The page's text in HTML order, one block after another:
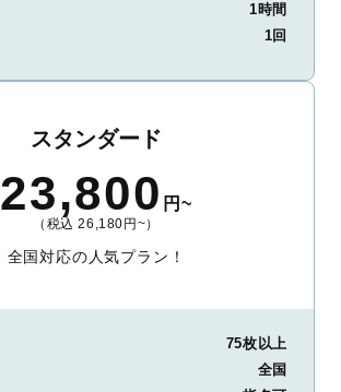
1時間
1回
スタンダード
23,800 円~
（税込 26,180円~）
全国対応の人気プラン！
75枚以上
全国